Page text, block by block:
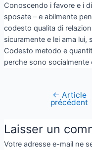
Conoscendo i favore e i
sposate – e abilmente
codesto qualita di
sicuramente e lei ama
Codesto metodo e
perche sono socialmente
← Article
précédent
Laisser un
Votre adresse e-mail ne